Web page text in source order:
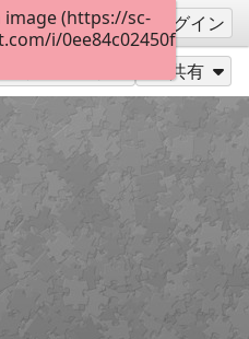
サインアップ ログイン
数でプレイ 共有
image (https://sc-
i/